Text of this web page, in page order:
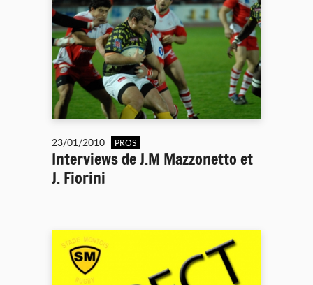
23/01/2010 PROS
Interviews de J.M Mazzonetto et
J. Fiorini